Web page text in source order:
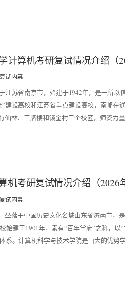
计算机考研复试情况介绍（
试内幕
苏省南京市，始建于1942年，是一所以
建设高校和江苏省重点建设高校，南邮在
仙林、三牌楼和锁金村三个校区，师资力
机考研复试情况介绍（2026
试内幕
坐落于中国历史文化名城山东省济南市，
始建于1901年，素有“百年学府”之称，以“
系。计算机科学与技术学院是山大的优势